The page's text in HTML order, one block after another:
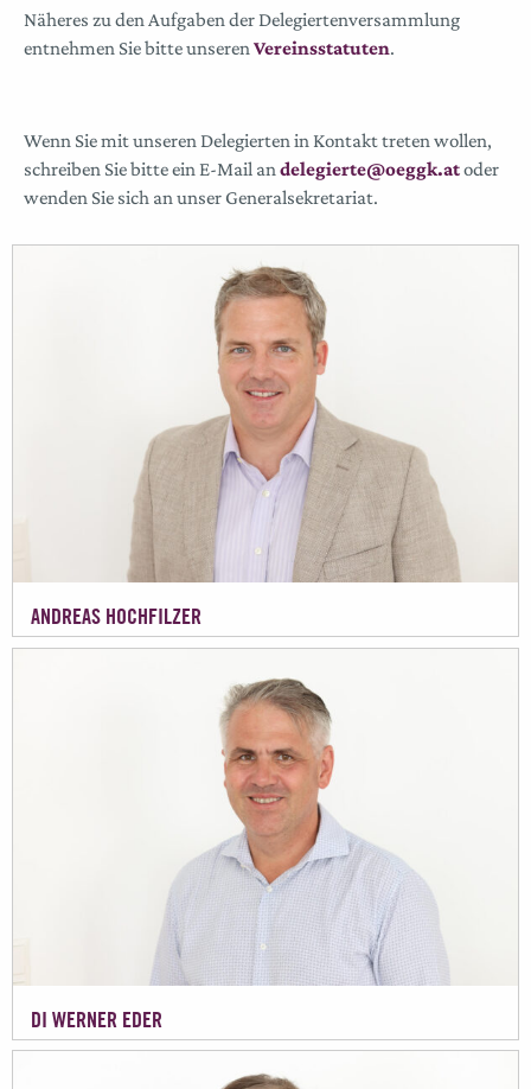
Näheres zu den Aufgaben der Delegiertenversammlung
entnehmen Sie bitte unserenVereinsstatuten.
Wenn Sie mit unseren Delegierten in Kontakt treten wollen,
schreiben Sie bitte ein E-Mail andelegierte@oeggk.atoder
wenden Sie sich an unser Generalsekretariat.
ANDREAS HOCHFILZER
DI WERNER EDER